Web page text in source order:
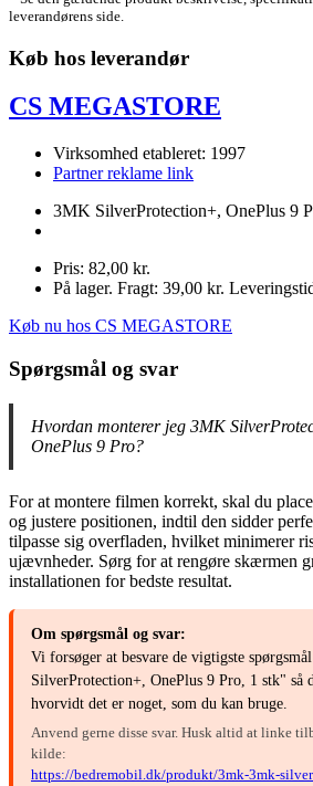
leverandørens side.
Køb hos leverandør
CS MEGASTORE
Virksomhed etableret: 1997
Partner reklame link
3MK SilverProtection+, OnePlus 9
Pris: 82,00 kr.
På lager. Fragt: 39,00 kr.
Køb nu hos CS MEGASTORE
Spørgsmål og svar
Hvordan monterer jeg 3MK
OnePlus 9 Pro?
For at montere filmen korrekt, skal du
og justere positionen, indtil den sidder
tilpasse sig overfladen, hvilket minimerer
ujævnheder. Sørg for at rengøre skærmen
installationen for bedste resultat.
Om spørgsmål og svar:
Vi forsøger at besvare de vigtigste
SilverProtection+, OnePlus 9 Pro, 1 stk" så
hvorvidt det er noget, som du kan bruge.
Anvend gerne disse svar. Husk altid at linke
kilde:
https://bedremobil.dk/produkt/3mk-3mk-